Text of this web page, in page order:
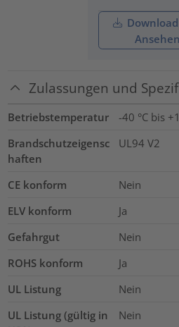
Ansehen
Zulassungen und
Betriebstemperatur
-40 °C bis
Brandschutzeigensc
haften
UL94 V2
CE konform
Nein
ELV konform
Ja
Gefahrgut
Nein
ROHS konform
Ja
UL Listung
Nein
UL Listung (gültig in
Nein